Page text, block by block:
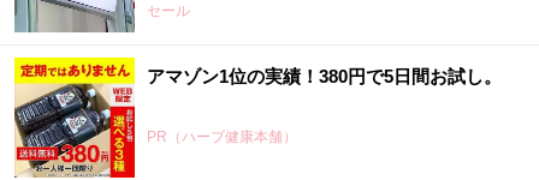
セール
アマゾン1位の実績！380円で5日間お試し。
PR（ハーブ健康本舗）